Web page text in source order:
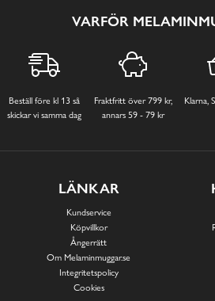
VARFÖR
Beställ före kl 13 så
skickar vi samma dag
Fraktfritt över 799 kr,
annars 59 - 79 kr
Klarna,
LÄNKAR
Kundservice
Köpvillkor
Ångerrätt
Om Melaminmuggar.se
Integritetspolicy
Cookies